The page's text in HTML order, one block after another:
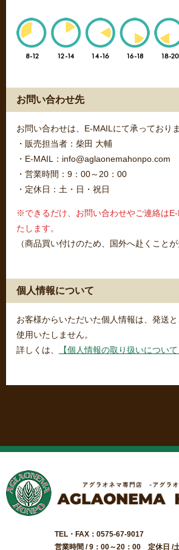
お問い合わせ先
お問い合わせは、E-MAILにて承っておりま
・販売担当者：柴田 大輔
・E-MAIL：info@aglaonemahonpo.com
・営業時間：9：00～20：00
・定休日：土・日・祝日
※できるだけ、お問い合わせやご連絡は
たします。
（商品買い付けのため、国外へ赴くことが
個人情報について
お客様からいただいた個人情報は、発送
使用いたしません。
詳しくは、
【個人情報の取り扱いについて
TEL・FAX：0575-67-9017
営業時間 / 9：00～20：00 定休日 /